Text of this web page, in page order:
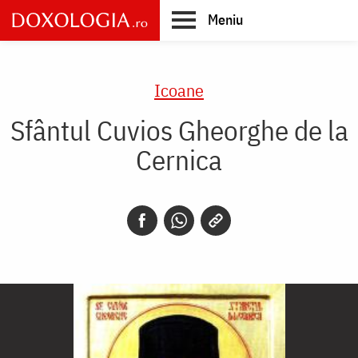
Skip
to
main
Meniu
Icoane
Sfântul Cuvios Gheorghe de la
Cernica